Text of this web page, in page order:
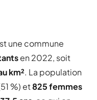
une commune
en 2022, soit
km². La population
%) et825 femmes